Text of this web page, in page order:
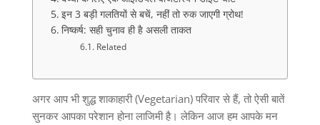
इन 3 बड़ी गलतियों से बचें, नहीं तो रुक जाएगी ग्रोथ!
निष्कर्ष: सही चुनाव ही है असली ताकत
Related
अगर आप भी शुद्ध शाकाहारी(Vegetarian) परिवार से हैं, तो ऐसी बातें
सुनकर आपका परेशान होना लाजिमी है। लेकिन आज हम आपके मन